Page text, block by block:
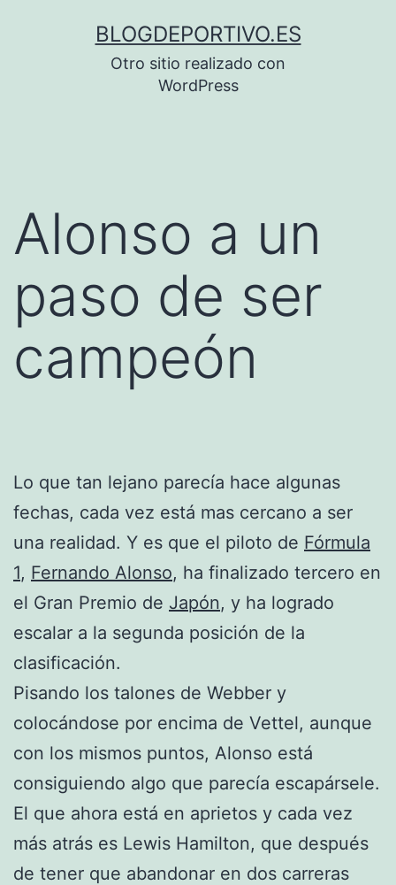
BLOGDEPORTIVO.ES
Otro sitio realizado con
WordPress
Alonso a un
paso de ser
campeón
Lo que tan lejano parecía hace algunas
fechas, cada vez está mas cercano a ser
una realidad. Y es que el piloto de Fórmula
1, Fernando Alonso, ha finalizado tercero en
el Gran Premio de Japón, y ha logrado
escalar a la segunda posición de la
clasificación.
Pisando los talones de Webber y
colocándose por encima de Vettel, aunque
con los mismos puntos, Alonso está
consiguiendo algo que parecía escapársele.
El que ahora está en aprietos y cada vez
más atrás es Lewis Hamilton, que después
de tener que abandonar en dos carreras